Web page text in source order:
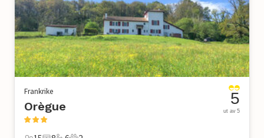
Frankrike
Orègue 5
ut av 5